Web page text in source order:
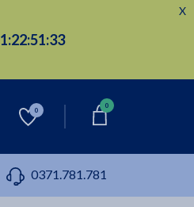
1:22:51:32
X
0
0
0371.781.781